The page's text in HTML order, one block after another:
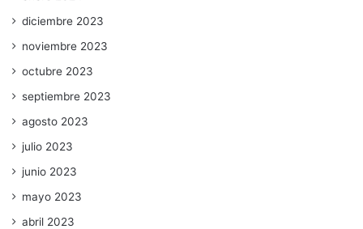
diciembre 2023
noviembre 2023
octubre 2023
septiembre 2023
agosto 2023
julio 2023
junio 2023
mayo 2023
abril 2023